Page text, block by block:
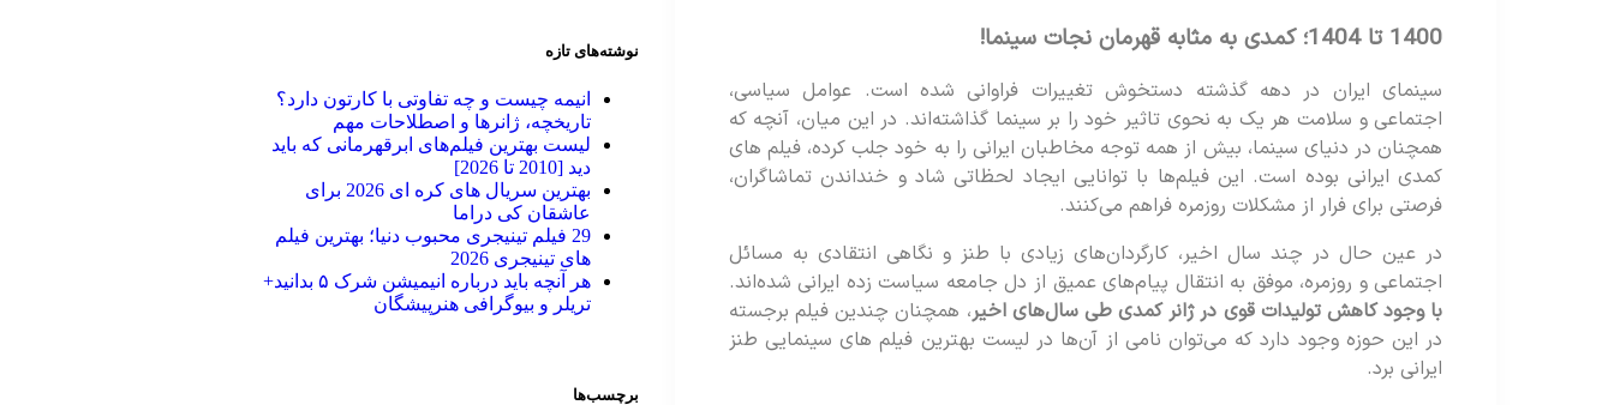
1400 تا 1404؛ کمدی به مثابه قهرمان نجات سینما!
سینمای ایران در دهه گذشته دستخوش تغییرات فراوانی شده است. عوامل سیاسی،
اجتماعی و سلامت هر یک به نحوی تاثیر خود را بر سینما گذاشته‌اند. در این میان، آنچه که
همچنان در دنیای سینما، بیش از همه توجه مخاطبان ایرانی را به خود جلب کرده، فیلم‌ های
کمدی ایرانی بوده است. این فیلم‌ها با توانایی ایجاد لحظاتی شاد و خنداندن تماشاگران،
فرصتی برای فرار از مشکلات روزمره فراهم می‌کنند.
در عین حال در چند سال اخیر، کارگردان‌های زیادی با طنز و نگاهی انتقادی به مسائل
اجتماعی و روزمره، موفق به انتقال پیام‌های عمیق از دل جامعه سیاست زده ایرانی شده‌اند.
با وجود کاهش تولیدات قوی در ژانر کمدی طی سال‌های اخیر، همچنان چندین فیلم برجسته
در این حوزه وجود دارد که می‌توان نامی از آن‌ها در لیست بهترین فیلم های سینمایی طنز
ایرانی برد.
نوشته‌های تازه
انیمه چیست و چه تفاوتی با کارتون دارد؟
تاریخچه، ژانرها و اصطلاحات مهم
لیست بهترین فیلم‌های ابرقهرمانی که باید
دید [2010 تا 2026]
بهترین سریال های کره ای 2026 برای
عاشقان کی دراما
29 فیلم تینیجری محبوب دنیا؛ بهترین فیلم‌
های تینیجری 2026
هر آنچه باید درباره انیمیشن شرک ۵ بدانید+
تریلر و بیوگرافی هنرپیشگان
برچسب‌ها